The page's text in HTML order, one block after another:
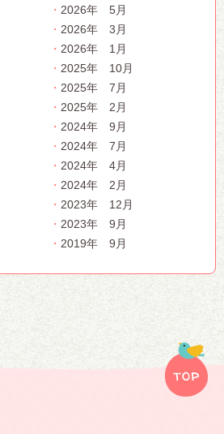
2026年 5月
2026年 3月
2026年 1月
2025年 10月
2025年 7月
2025年 2月
2024年 9月
2024年 7月
2024年 4月
2024年 2月
2023年 12月
2023年 9月
2019年 9月